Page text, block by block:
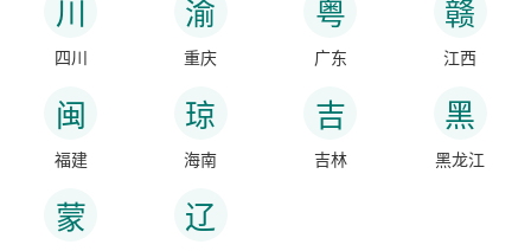
川
四川
渝
重庆
粤
广东
赣
江西
闽
福建
琼
海南
吉
吉林
黑
黑龙江
蒙 辽